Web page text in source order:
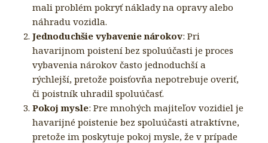
mali problém pokryť náklady na opravy alebo
náhradu vozidla.
Jednoduchšie vybavenie nárokov: Pri
havarijnom poistení bez spoluúčasti je proces
vybavenia nárokov často jednoduchší a
rýchlejší, pretože poisťovňa nepotrebuje overiť,
či poistník uhradil spoluúčasť.
Pokoj mysle: Pre mnohých majiteľov vozidiel je
havarijné poistenie bez spoluúčasti atraktívne,
pretože im poskytuje pokoj mysle, že v prípade